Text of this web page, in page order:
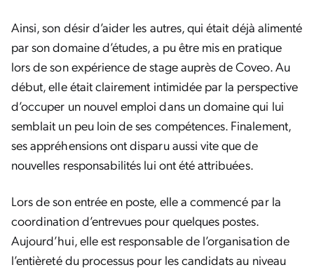
Ainsi, son désir d’aider les autres, qui était déjà alimenté
par son domaine d’études, a pu être mis en pratique
lors de son expérience de stage auprès de Coveo. Au
début, elle était clairement intimidée par la perspective
d’occuper un nouvel emploi dans un domaine qui lui
semblait un peu loin de ses compétences. Finalement,
ses appréhensions ont disparu aussi vite que de
nouvelles responsabilités lui ont été attribuées.
Lors de son entrée en poste, elle a commencé par la
coordination d’entrevues pour quelques postes.
Aujourd’hui, elle est responsable de l’organisation de
l’entièreté du processus pour les candidats au niveau